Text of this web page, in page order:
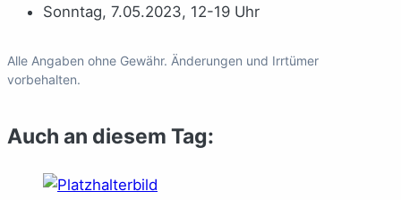
Sonntag, 7.05.2023, 12-19 Uhr
Alle Angaben ohne Gewähr. Änderungen und Irrtümer
vorbehalten.
Auch an diesem Tag: